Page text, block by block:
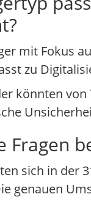
mit Fokus
zu
könnten
Fragen
sich in der
genauen